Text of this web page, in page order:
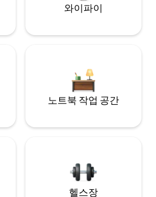
와이파이
노트북 작업 공간
헬스장